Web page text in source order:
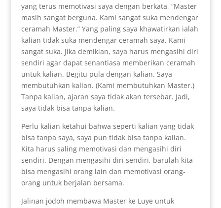
yang terus memotivasi saya dengan berkata, “Master
masih sangat berguna. Kami sangat suka mendengar
ceramah Master.” Yang paling saya khawatirkan ialah
kalian tidak suka mendengar ceramah saya. Kami
sangat suka. Jika demikian, saya harus mengasihi diri
sendiri agar dapat senantiasa memberikan ceramah
untuk kalian. Begitu pula dengan kalian. Saya
membutuhkan kalian. (Kami membutuhkan Master.)
Tanpa kalian, ajaran saya tidak akan tersebar. Jadi,
saya tidak bisa tanpa kalian.
Perlu kalian ketahui bahwa seperti kalian yang tidak
bisa tanpa saya, saya pun tidak bisa tanpa kalian.
Kita harus saling memotivasi dan mengasihi diri
sendiri. Dengan mengasihi diri sendiri, barulah kita
bisa mengasihi orang lain dan memotivasi orang-
orang untuk berjalan bersama.
Jalinan jodoh membawa Master ke Luye untuk